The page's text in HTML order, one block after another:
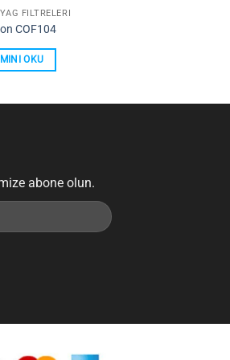
FILTRELERI
COF104
OKU
abone olun.